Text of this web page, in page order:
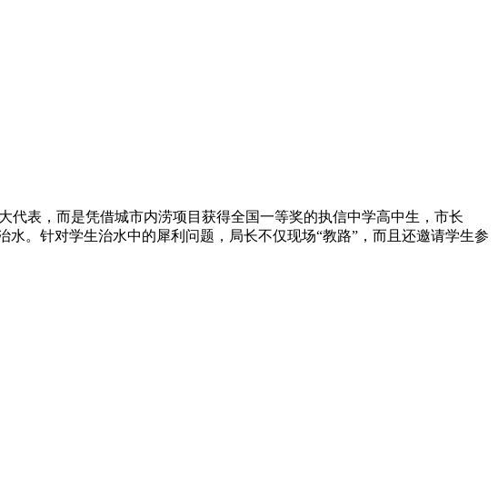
代表，而是凭借城市内涝项目获得全国一等奖的执信中学高中生，市长
。针对学生治水中的犀利问题，局长不仅现场“教路”，而且还邀请学生参